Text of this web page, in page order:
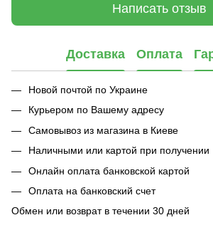
Написать отзыв
Доставка Оплата
Новой почтой по Украине
Курьером по Вашему адресу
Самовывоз из магазина в Киеве
Наличными или картой при получении
Онлайн оплата банковской картой
Оплата на банковский счет
Обмен или возврат в течении 30 дней